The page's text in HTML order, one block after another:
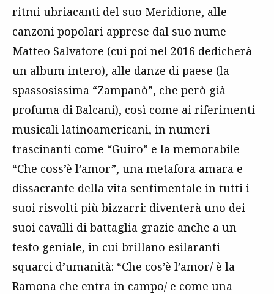
ritmi ubriacanti del suo Meridione, alle
canzoni popolari apprese dal suo nume
Matteo Salvatore (cui poi nel 2016 dedicherà
un album intero), alle danze di paese (la
spassosissima “Zampanò”, che però già
profuma di Balcani), così come ai riferimenti
musicali latinoamericani, in numeri
trascinanti come “Guiro” e la memorabile
“Che coss’è l’amor”, una metafora amara e
dissacrante della vita sentimentale in tutti i
suoi risvolti più bizzarri: diventerà uno dei
suoi cavalli di battaglia grazie anche a un
testo geniale, in cui brillano esilaranti
squarci d’umanità: “Che cos’è l’amor/ è la
Ramona che entra in campo/ e come una